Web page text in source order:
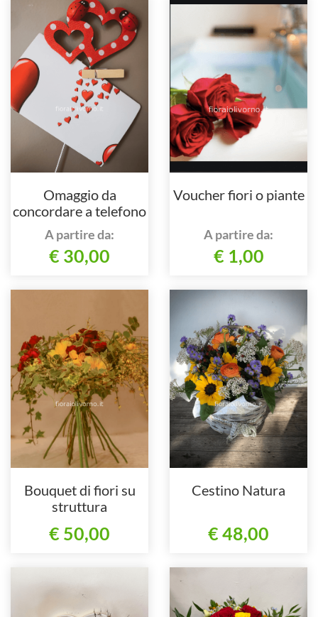
Omaggio da
concordare a telefono
al nostro numero
A partire da:
€ 30,00
Voucher fiori o piante
A partire da:
€ 1,00
Bouquet di fiori su
struttura
€ 50,00
Cestino Natura
€ 48,00